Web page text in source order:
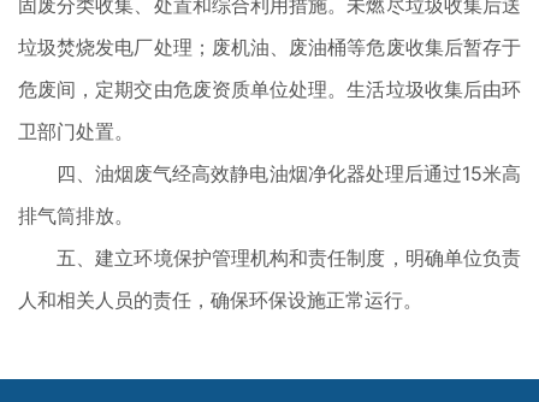
固废分类收集、处置和综合利用措施。未燃尽垃圾收集后送
垃圾焚烧发电厂处理；废机油、废油桶等危废收集后暂存于
危废间，定期交由危废资质单位处理。生活垃圾收集后由环
卫部门处置。
四、油烟废气经高效静电油烟净化器处理后通过15米高
排气筒排放。
五、建立环境保护管理机构和责任制度，明确单位负责
人和相关人员的责任，确保环保设施正常运行。